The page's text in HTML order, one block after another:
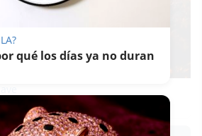
próximo destino para 2026
qué los días ya no duran